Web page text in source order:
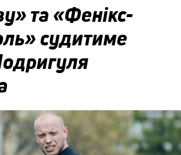
та «Фенікс-
судитиме